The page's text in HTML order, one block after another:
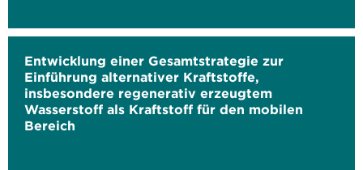
Entwicklung einer Gesamtstrategie zur
Einführung alternativer Kraftstoffe,
insbesondere regenerativ erzeugtem
Wasserstoff als Kraftstoff für den mobilen
Bereich